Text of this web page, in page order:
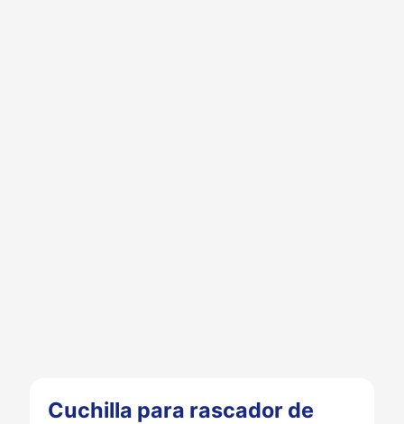
Cuchilla para rascador de